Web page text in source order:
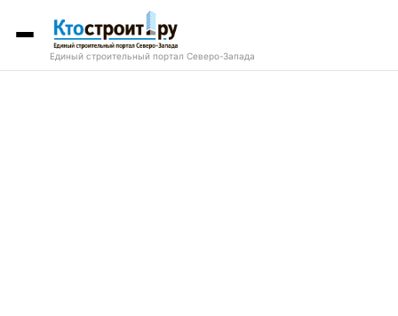
Единый строительный портал Северо-Запада